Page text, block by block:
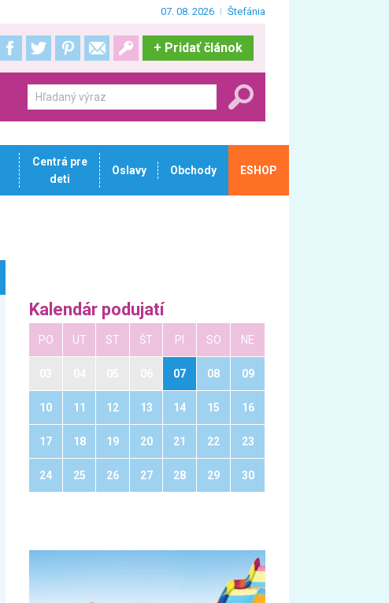
07. 08. 2026 Štefánia
+ Pridať článok
Centrá pre
deti
Oslavy Obchody ESHOP
Kalendár podujatí
PO UT ST ŠT PI SO NE
07 08 09
10 11 12 13 14 15 16
17 18 19 20 21 22 23
24 25 26 27 28 29 30